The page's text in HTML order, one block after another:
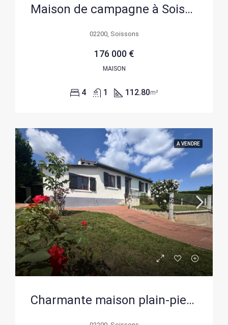
Maison de campagne à Soissons avec 4 chambres et grand terrain, environnement paisible
02200, Soissons
176 000 €
MAISON
4 1 112.80m²
A VENDRE
Charmante maison plain-pied à rafraîchir à Soissons avec jardin et potentiel